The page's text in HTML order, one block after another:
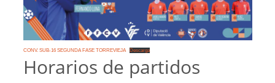
CONV. SUB-16 SEGUNDA FASE TORREVIEJA Descarga
Horarios de partidos